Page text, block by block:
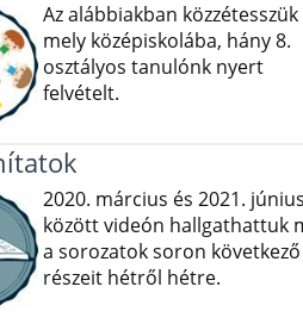
Az alábbiakban közzétesszük
mely középiskolába, hány 8.
osztályos tanulónk nyert
felvételt.
2020. március és 2021. június
között videón hallgathattuk
a sorozatok soron következő
részeit hétről hétre.